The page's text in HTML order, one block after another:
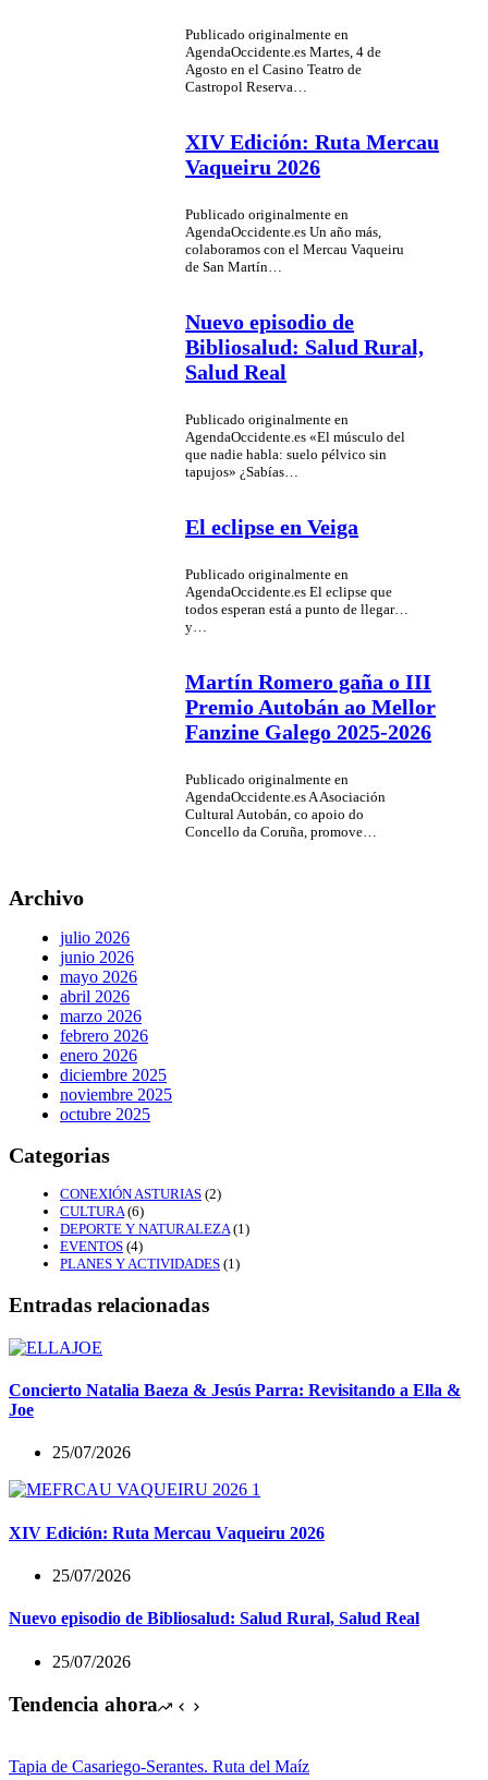
Publicado originalmente en
AgendaOccidente.es Martes, 4 de
Agosto en el Casino Teatro de
Castropol Reserva…
XIV Edición: Ruta Mercau
Vaqueiru 2026
Publicado originalmente en
AgendaOccidente.es Un año más,
colaboramos con el Mercau Vaqueiru
de San Martín…
Nuevo episodio de
Bibliosalud: Salud Rural,
Salud Real
Publicado originalmente en
AgendaOccidente.es «El músculo del
que nadie habla: suelo pélvico sin
tapujos» ¿Sabías…
El eclipse en Veiga
Publicado originalmente en
AgendaOccidente.es El eclipse que
todos esperan está a punto de llegar…
y…
Martín Romero gaña o III
Premio Autobán ao Mellor
Fanzine Galego 2025-2026
Publicado originalmente en
AgendaOccidente.es A Asociación
Cultural Autobán, co apoio do
Concello da Coruña, promove…
Archivo
julio 2026
junio 2026
mayo 2026
abril 2026
marzo 2026
febrero 2026
enero 2026
diciembre 2025
noviembre 2025
octubre 2025
Categorias
CONEXIÓN ASTURIAS (2)
CULTURA(6)
DEPORTE Y NATURALEZA(1)
EVENTOS (4)
PLANES Y ACTIVIDADES (1)
Entradas relacionadas
Concierto Natalia Baeza & Jesús Parra: Revisitando a Ella &
Joe
25/07/2026
XIV Edición: Ruta Mercau Vaqueiru 2026
25/07/2026
Nuevo episodio de Bibliosalud: Salud Rural, Salud Real
25/07/2026
Tendencia ahora
Tapia de Casariego-Serantes. Ruta del Maíz